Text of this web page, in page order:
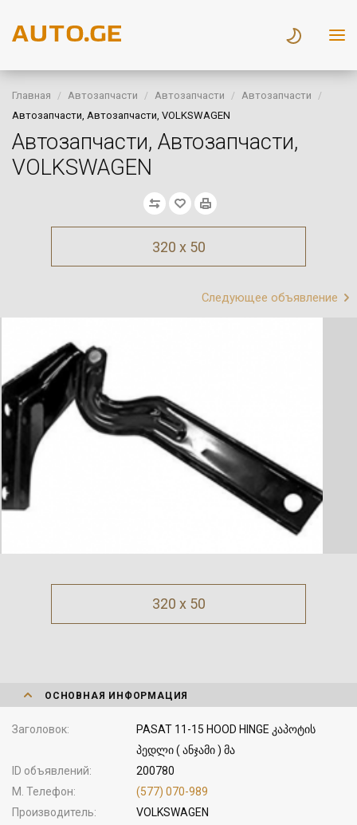
Главная Автозапчасти Автозапчасти
Автозапчасти
Автозапчасти, Автозапчасти, VOLKSWAGEN
Автозапчасти, Автозапчасти,
VOLKSWAGEN
320 x 50
Следующее объявление
320 x 50
ОСНОВНАЯ ИНФОРМАЦИЯ
Заголовок
PASAT 11-15 HOOD HINGE კაპოტის
პედლი ( ანჯამი ) მა
ID объявлений
200780
М. Телефон
(577) 070-989
Производитель
VOLKSWAGEN